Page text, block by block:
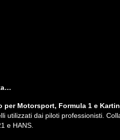
per Motorsport, Formula 1 e
utilizzati dai piloti professionisti.
e HANS.